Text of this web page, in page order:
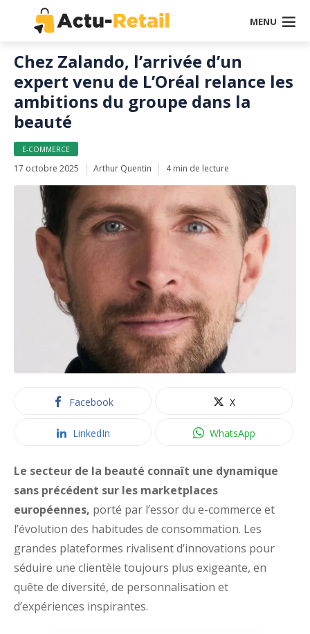
MENU
Chez Zalando, l’arrivée d’un
expert venu de L’Oréal relance les
ambitions du groupe dans la
beauté
E-COMMERCE
17 octobre 2025 Arthur Quentin 4 min de lecture
Facebook X
LinkedIn WhatsApp
Le secteur de la beauté connaît une dynamique
sans précédent sur les marketplaces
européennes, porté par l’essor du e-commerce et
l’évolution des habitudes de consommation. Les
grandes plateformes rivalisent d’innovations pour
séduire une clientèle toujours plus exigeante, en
quête de diversité, de personnalisation et
d’expériences inspirantes.